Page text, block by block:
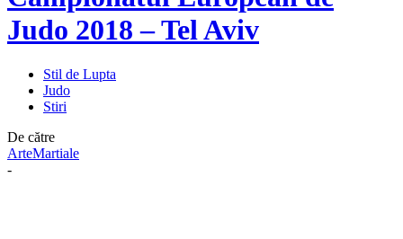
Judo 2018 – Tel Aviv
Stil de Lupta
Judo
Stiri
De către
ArteMartiale
-